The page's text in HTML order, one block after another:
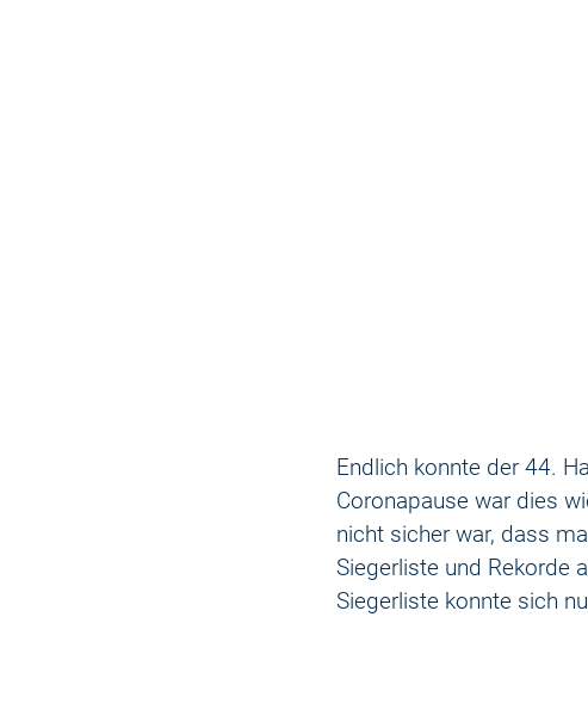
Endlich konnte der 44.
Coronapause war dies
nicht sicher war, dass
Siegerliste und Rekorde
Siegerliste konnte sich